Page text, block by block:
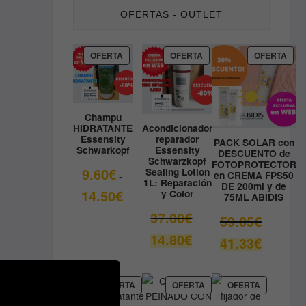
OFERTAS - OUTLET
OFERTAPRODUCTO
EN
OFERTA
Champu
HIDRATANTE
Essensity
Schwarkopf
9.60€ -
14.50€Rango
precios:
14.50€
OFERTA PRODUCTO
EN
OFERTA
Acondicionador
reparador
Essensity
Schwarzkopf
Sealing Lotion
1L: Reparación
y Color
37.00€El
original
37.00€.
14.80€El
precio
es:
14.80€.
OFERTA
EN
PACK SOLAR con
DESCUENTO de
FOTOPROTECTOR
en CREMA FPS50
DE 200ml y de
75ML ABIDIS
59.05€El
original
59.05€.
41.33€El
precio
OFERTAPRODUCTO
EN
OFERTA PRODUCTO
EN
OFERTAPRODUCTO
EN